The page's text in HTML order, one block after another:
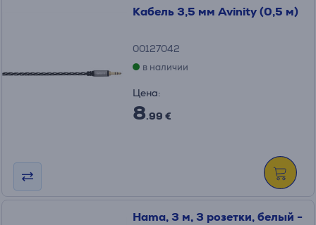
Кабель 3,5 мм Avinity (0,5 м)
00127042
в наличии
Цена:
8.99 €
Hama, 3 м, 3 розетки, белый -